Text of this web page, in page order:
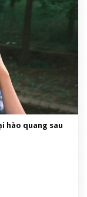
hào quang sau